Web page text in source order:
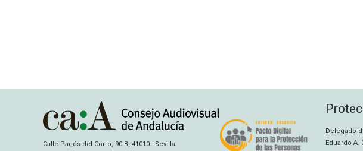
Calle Pagés del Corro, 90 B, 41010 - Sevilla
Delegado
Eduardo A.